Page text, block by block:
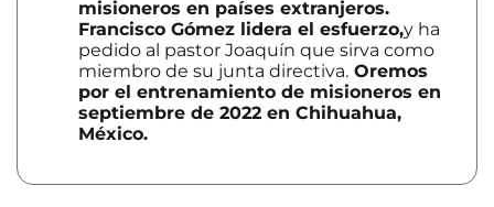
misioneros en países extranjeros.
Francisco Gómez lidera el esfuerzo,y ha
pedido al pastor Joaquín que sirva como
miembro de su junta directiva. Oremos
por el entrenamiento de misioneros en
septiembre de 2022 en Chihuahua,
México.